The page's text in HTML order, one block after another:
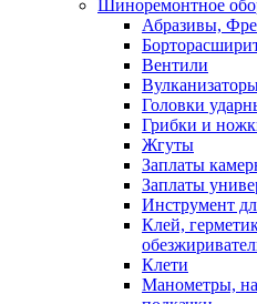
Шиноремонтное
Абразивы,
Вентили
Головки
Грибки и
Жгуты
Заплаты
Заплаты
Инструмент
Клей,
Клети
Манометры,